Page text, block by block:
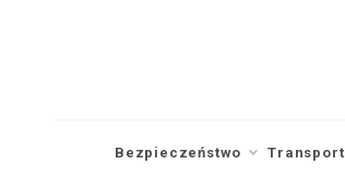
Bezpieczeństwo Transport